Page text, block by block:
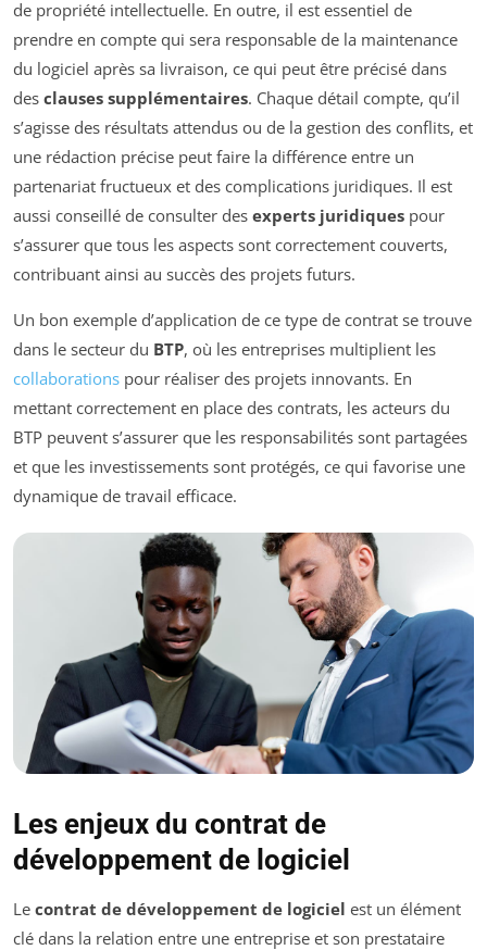
de propriété intellectuelle. En outre, il est essentiel de
prendre en compte qui sera responsable de la maintenance
du logiciel après sa livraison, ce qui peut être précisé dans
des clauses supplémentaires. Chaque détail compte, qu’il
s’agisse des résultats attendus ou de la gestion des conflits, et
une rédaction précise peut faire la différence entre un
partenariat fructueux et des complications juridiques. Il est
aussi conseillé de consulter des experts juridiques pour
s’assurer que tous les aspects sont correctement couverts,
contribuant ainsi au succès des projets futurs.
Un bon exemple d’application de ce type de contrat se trouve
dans le secteur du BTP, où les entreprises multiplient les
collaborations pour réaliser des projets innovants. En
mettant correctement en place des contrats, les acteurs du
BTP peuvent s’assurer que les responsabilités sont partagées
et que les investissements sont protégés, ce qui favorise une
dynamique de travail efficace.
Les enjeux du contrat de
développement de logiciel
Le contrat de développement de logiciel est un élément
clé dans la relation entre une entreprise et son prestataire